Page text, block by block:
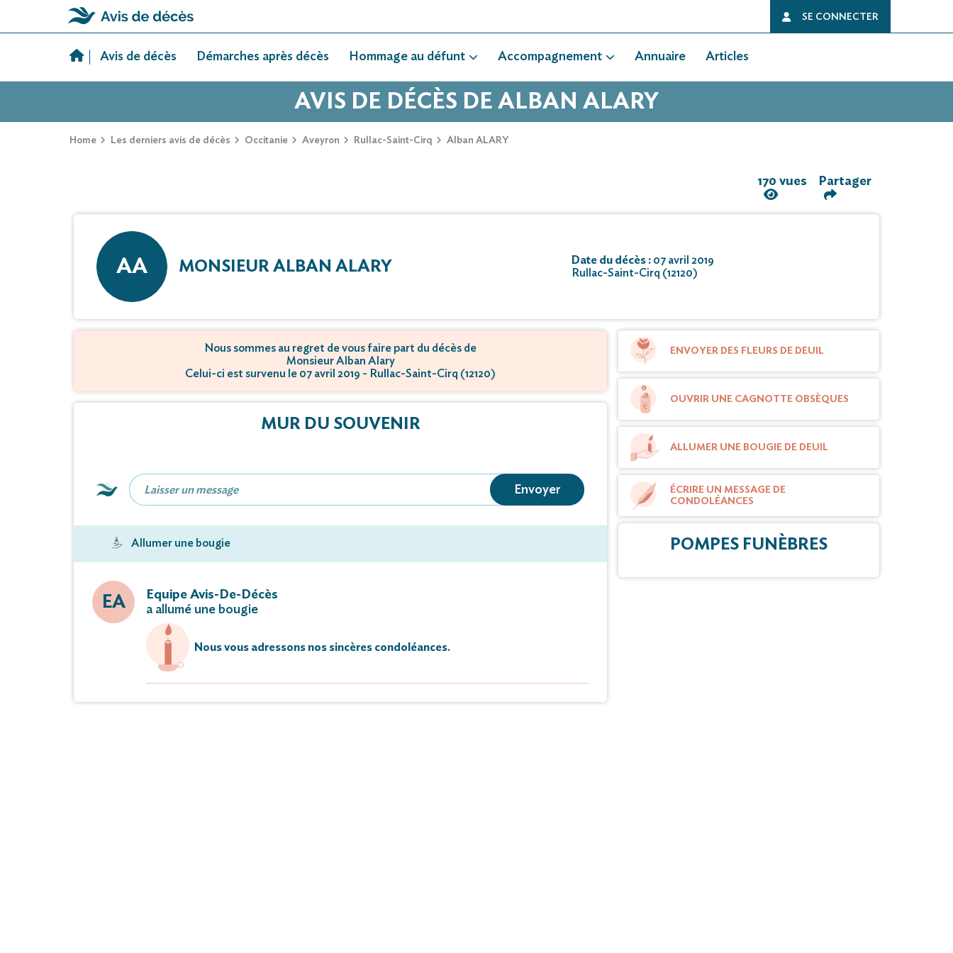
SE CONNECTER
Avis de décès Démarches après décès Hommage au défunt Accompagnement Annuaire Articles
AVIS DE DÉCÈS DE ALBAN ALARY
Home Les derniers avis de décès Occitanie Aveyron Rullac-Saint-Cirq Alban ALARY
170 vues Partager
AA MONSIEUR ALBAN ALARY Date du décès : 07 avril 2019
Rullac-Saint-Cirq (12120)
Nous sommes au regret de vous faire part du décès de
Monsieur Alban Alary
Celui-ci est survenu le 07 avril 2019 - Rullac-Saint-Cirq (12120)
MUR DU SOUVENIR
Envoyer
Allumer une bougie
EA
Equipe Avis-De-Décès
a allumé une bougie
Nous vous adressons nos sincères condoléances.
ENVOYER DES FLEURS DE DEUIL
OUVRIR UNE CAGNOTTE OBSÈQUES
ALLUMER UNE BOUGIE DE DEUIL
ÉCRIRE UN MESSAGE DE
CONDOLÉANCES
POMPES FUNÈBRES